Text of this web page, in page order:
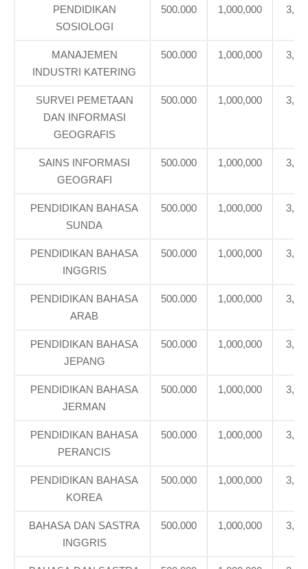
PENDIDIKAN
SOSIOLOGI
500.000 1,000,000
MANAJEMEN
INDUSTRI KATERING
500.000 1,000,000
SURVEI PEMETAAN
DAN INFORMASI
GEOGRAFIS
500.000 1,000,000
SAINS INFORMASI
GEOGRAFI
500.000 1,000,000
PENDIDIKAN BAHASA
SUNDA
500.000 1,000,000
PENDIDIKAN BAHASA
INGGRIS
500.000 1,000,000
PENDIDIKAN BAHASA
ARAB
500.000 1,000,000
PENDIDIKAN BAHASA
JEPANG
500.000 1,000,000
PENDIDIKAN BAHASA
JERMAN
500.000 1,000,000
PENDIDIKAN BAHASA
PERANCIS
500.000 1,000,000
PENDIDIKAN BAHASA
KOREA
500.000 1,000,000
BAHASA DAN SASTRA
INGGRIS
500.000 1,000,000